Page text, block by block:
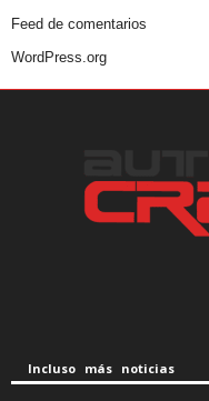
Feed de comentarios
WordPress.org
Incluso más noticias